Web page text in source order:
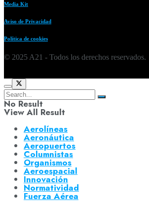
Media Kit
Aviso de Privacidad
Política de cookies
© 2025 A21 - Todos los derechos reservados.
No Result
View All Result
Aerolíneas
Aeronáutica
Aeropuertos
Columnistas
Organismos
Aeroespacial
Innovación
Normatividad
Fuerza Aérea